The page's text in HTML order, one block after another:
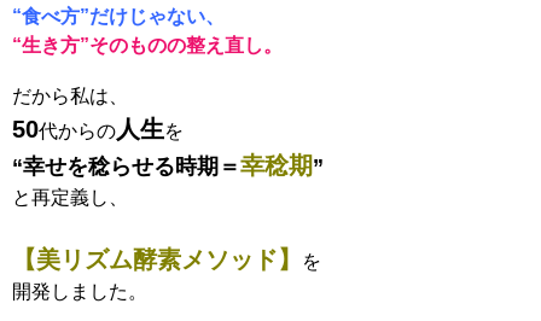
“食べ方”だけじゃない、
“生き方”そのものの整え直し。
だから私は、
50代からの人生を
“幸せを稔らせる時期＝幸稔期”
と再定義し、
【美リズム酵素メソッド】
を
開発しました。